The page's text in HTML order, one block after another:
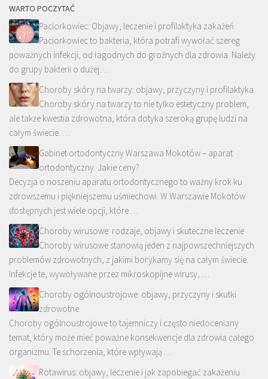
WARTO POCZYTAĆ
Paciorkowiec: Objawy, leczenie i profilaktyka zakażeń
Paciorkowiec to bakteria, która potrafi wywołać szereg
poważnych infekcji, od łagodnych do groźnych dla zdrowia. Należy
do grupy bakterii o dużej …
Choroby skóry na twarzy: objawy, przyczyny i profilaktyka
Choroby skóry na twarzy to nie tylko estetyczny problem,
ale także kwestia zdrowotna, która dotyka szeroką grupę ludzi na
całym świecie. …
Gabinet ortodontyczny Warszawa Mokotów – aparat
ortodontyczny. Jakie ceny?
Decyzja o noszeniu aparatu ortodontycznego to ważny krok ku
zdrowszemu i piękniejszemu uśmiechowi. W Warszawie Mokotów
dostępnych jest wiele opcji, które …
Choroby wirusowe: rodzaje, objawy i skuteczne leczenie
Choroby wirusowe stanowią jeden z najpowszechniejszych
problemów zdrowotnych, z jakimi borykamy się na całym świecie.
Infekcje te, wywoływane przez mikroskopijne wirusy, …
Choroby ogólnoustrojowe: objawy, przyczyny i skutki
zdrowotne
Choroby ogólnoustrojowe to tajemniczy i często niedoceniany
temat, który może mieć poważne konsekwencje dla zdrowia całego
organizmu. Te schorzenia, które wpływają …
Rotawirus: objawy, leczenie i jak zapobiegać zakażeniu